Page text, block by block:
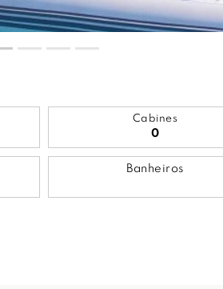
Cabines
0
Banheiros